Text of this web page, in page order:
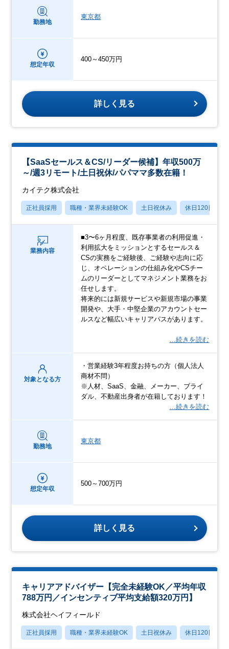
勤務地
東京都
想定年収
400～450万円
詳しく見る
【SaaSセールス＆CS/リーダー候補】年収500万
～/週3リモート/土日祝休/パパママ多数在籍！
カイテク株式会社
正社員採用 職種・業界未経験OK 土日祝休み 休日120日以上
業務内容
■3〜6ヶ月程度、既存事業者の利用促進・
利用拡大をミッションとするセールス＆
CSの実務をご経験後、ご経験や志向に応
じ、オペレーションの仕組み化やCSチー
ムのリーダーとしてマネジメント業務をお
任せします。
将来的には新規サービスや新規市場の事業
開発や、大手・中堅企業のアカウントセー
ルスなど幅広いキャリアパスがあります。
…続きを読む
対象となる方
・営業経験3年程度お持ちの方（個人法人
商材不問）
※人材、SaaS、金融、メーカー、ブライ
ダル、不動産出身者が在籍しております！
…続きを読む
勤務地
東京都
想定年収
500～700万円
詳しく見る
キャリアアドバイザー【完全未経験OK／平均年収
788万円／インセンティブ平均支給額320万円】
株式会社ヘイフィールド
正社員採用 職種・業界未経験OK 土日祝休み 休日120日以上